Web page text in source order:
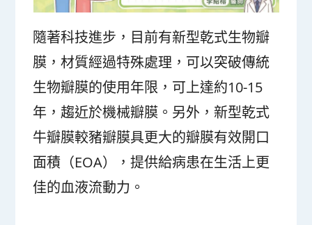
隨著科技進步，目前有新型乾式生物瓣
膜，材質經過特殊處理，可以突破傳統
生物瓣膜的使用年限，可上達約10-15
年，趨近於機械瓣膜。另外，新型乾式
牛瓣膜較豬瓣膜具更大的瓣膜有效開口
面積（EOA），提供給病患在生活上更
佳的血液流動力。